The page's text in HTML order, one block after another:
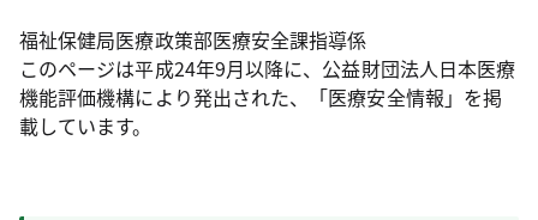
福祉保健局医療政策部医療安全課指導係
このページは平成24年9月以降に、公益財団法人日本医療
機能評価機構により発出された、「医療安全情報」を掲
載しています。